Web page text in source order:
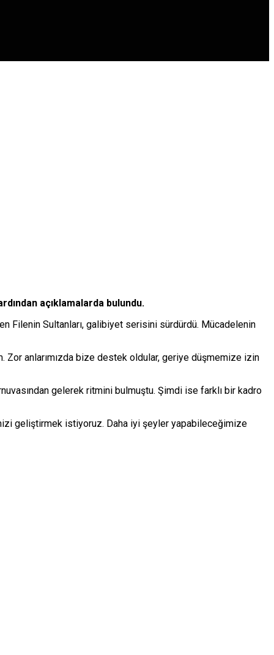
açıklamalarda bulundu.
Filenin Sultanları, galibiyet serisini sürdürdü. Mücadelenin
Zor anlarımızda bize destek oldular, geriye düşmemize izin
gelerek ritmini bulmuştu. Şimdi ise farklı bir kadro
geliştirmek istiyoruz. Daha iyi şeyler yapabileceğimize